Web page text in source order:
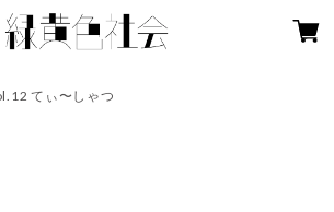
てぃ〜しゃつ